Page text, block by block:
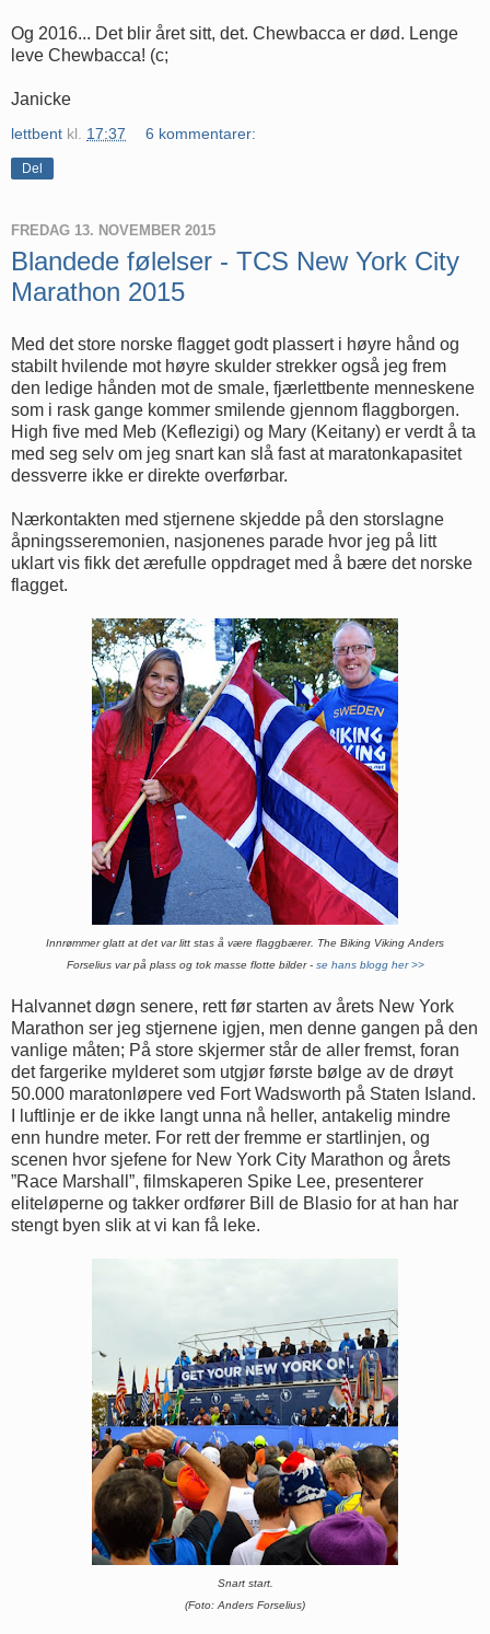
Og 2016... Det blir året sitt, det. Chewbacca er død. Lenge
leve Chewbacca! (c;
Janicke
lettbent kl. 17:37 6 kommentarer:
Del
FREDAG 13. NOVEMBER 2015
Blandede følelser - TCS New York City
Marathon 2015
Med det store norske flagget godt plassert i høyre hånd og
stabilt hvilende mot høyre skulder strekker også jeg frem
den ledige hånden mot de smale, fjærlettbente menneskene
som i rask gange kommer smilende gjennom flaggborgen.
High five med Meb (Keflezigi) og Mary (Keitany) er verdt å ta
med seg selv om jeg snart kan slå fast at maratonkapasitet
dessverre ikke er direkte overførbar.
Nærkontakten med stjernene skjedde på den storslagne
åpningsseremonien, nasjonenes parade hvor jeg på litt
uklart vis fikk det ærefulle oppdraget med å bære det norske
flagget.
Innrømmer glatt at det var litt stas å være flaggbærer. The Biking Viking Anders
Forselius var på plass og tok masse flotte bilder - se hans blogg her >>
Halvannet døgn senere, rett før starten av årets New York
Marathon ser jeg stjernene igjen, men denne gangen på den
vanlige måten; På store skjermer står de aller fremst, foran
det fargerike mylderet som utgjør første bølge av de drøyt
50.000 maratonløpere ved Fort Wadsworth på Staten Island.
I luftlinje er de ikke langt unna nå heller, antakelig mindre
enn hundre meter. For rett der fremme er startlinjen, og
scenen hvor sjefene for New York City Marathon og årets
”Race Marshall”, filmskaperen Spike Lee, presenterer
eliteløperne og takker ordfører Bill de Blasio for at han har
stengt byen slik at vi kan få leke.
Snart start.
(Foto: Anders Forselius)